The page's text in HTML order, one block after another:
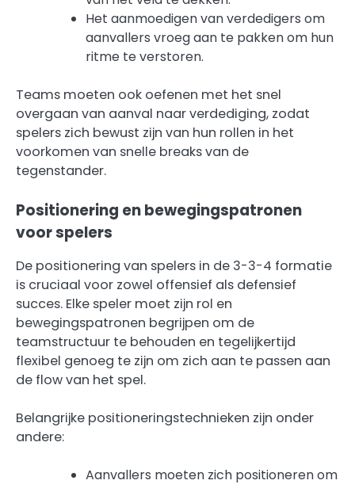
Het aanmoedigen van verdedigers om
aanvallers vroeg aan te pakken om hun
ritme te verstoren.
Teams moeten ook oefenen met het snel
overgaan van aanval naar verdediging, zodat
spelers zich bewust zijn van hun rollen in het
voorkomen van snelle breaks van de
tegenstander.
Positionering en bewegingspatronen
voor spelers
De positionering van spelers in de 3-3-4 formatie
is cruciaal voor zowel offensief als defensief
succes. Elke speler moet zijn rol en
bewegingspatronen begrijpen om de
teamstructuur te behouden en tegelijkertijd
flexibel genoeg te zijn om zich aan te passen aan
de flow van het spel.
Belangrijke positioneringstechnieken zijn onder
andere:
Aanvallers moeten zich positioneren om